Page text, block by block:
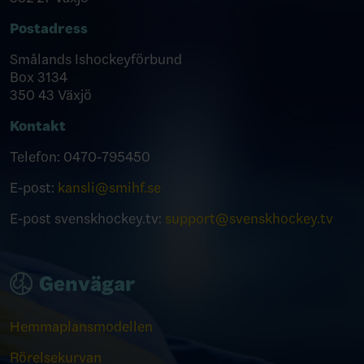
Postadress
Smålands Ishockeyförbund
Box 3134
350 43 Växjö
Kontakt
Telefon: 0470-795450
E-post: kansli@smihf.se
E-post svenskhockey.tv: support@svenskhockey.tv
Genvägar
Hemmaplansmodellen
Rörelsekurvan